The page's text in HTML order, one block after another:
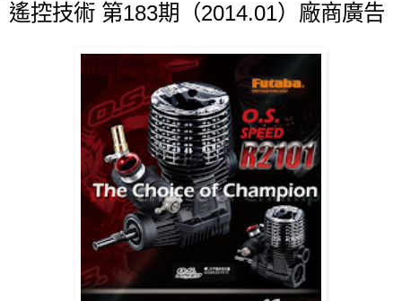
遙控技術 第183期（2014.01）廠商廣告